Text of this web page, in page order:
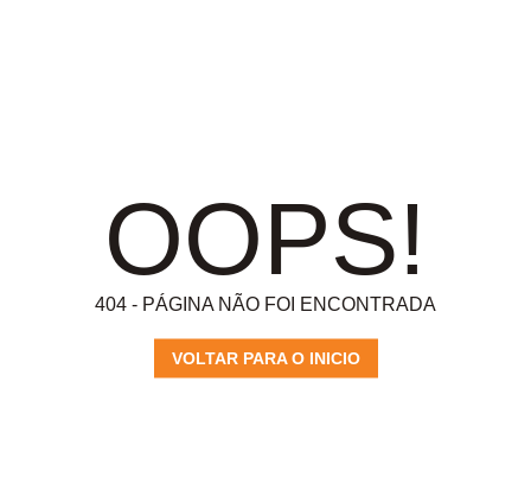
OOPS!
404 - PÁGINA NÃO FOI ENCONTRADA
VOLTAR PARA O INICIO